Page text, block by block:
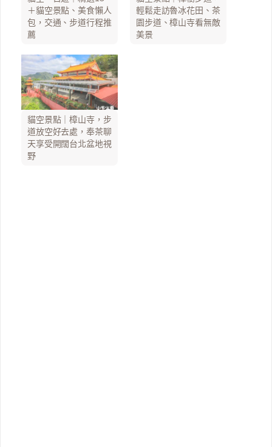
＋貓空景點、美食懶人
包，交通、步道行程推
薦
輕鬆走訪魯冰花田、茶
園步道、樟山寺看無敵
美景
貓空景點｜樟山寺，步
道放空好去處，奉茶聊
天享受開闊台北盆地視
野